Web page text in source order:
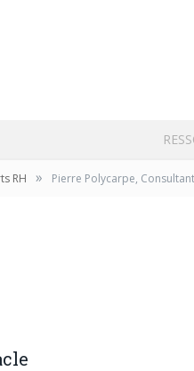
RH » Pierre Polycarpe,